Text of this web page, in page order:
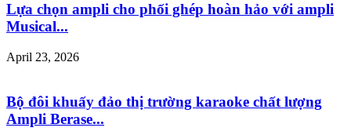
Lựa chọn ampli cho phối ghép hoàn hảo với ampli
Musical...
April 23, 2026
Bộ đôi khuấy đảo thị trường karaoke chất lượng
Ampli Berase...